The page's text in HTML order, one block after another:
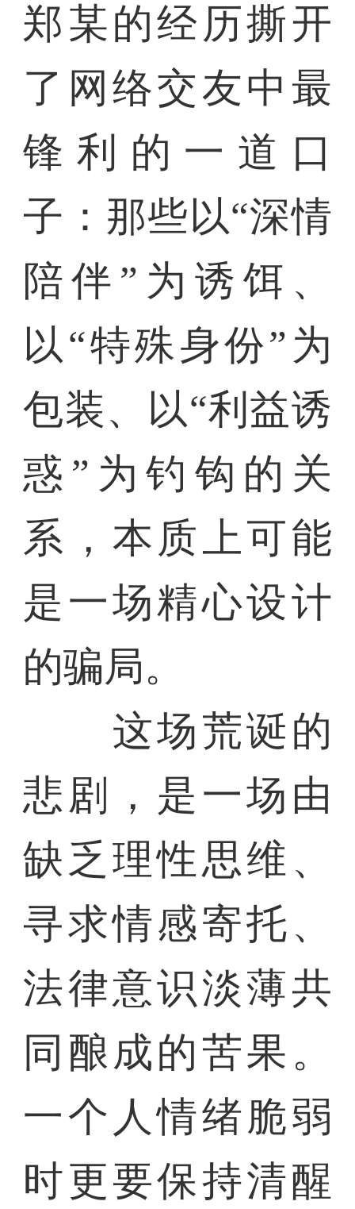
郑某的经历撕开
了网络交友中最
锋利的一道口
子：那些以“深情
陪伴”为诱饵、
以“特殊身份”为
包装、以“利益诱
惑”为钓钩的关
系，本质上可能
是一场精心设计
的骗局。
这场荒诞的
悲剧，是一场由
缺乏理性思维、
寻求情感寄托、
法律意识淡薄共
同酿成的苦果。
一个人情绪脆弱
时更要保持清醒